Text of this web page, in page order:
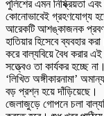
পুলিশের এমন নিষ্ক্রিয়তা
কোনোভাবেই গ্রহণযোগ্য
আরেকটি আশঙ্কাজনক
হাতিয়ার হিসেবে ব্যবহার
করে বাল্যবিয়ে বৈধ করার
সত্ত্বেও তা কার্যকর হচ্ছে
‘লিখিত অঙ্গীকারনামা’
বড় প্রশ্ন হয়ে দাঁড়িয়েছে।
জেলাজুড়ে গোপনে চলা